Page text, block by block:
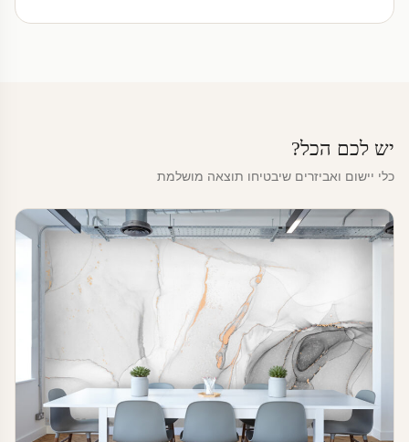
יש לכם הכל?
כלי יישום ואביזרים שיבטיחו תוצאה מושלמת